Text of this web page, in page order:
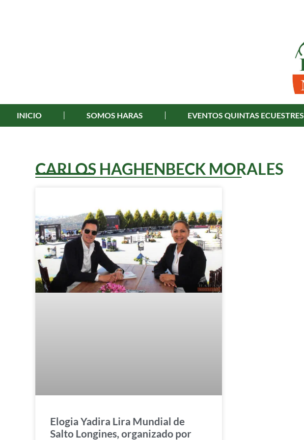
INICIO SOMOS HARAS EVENTOS QUINTAS ECUESTRES
CARLOS HAGHENBECK MORALES
Elogia Yadira Lira Mundial de
Salto Longines, organizado por